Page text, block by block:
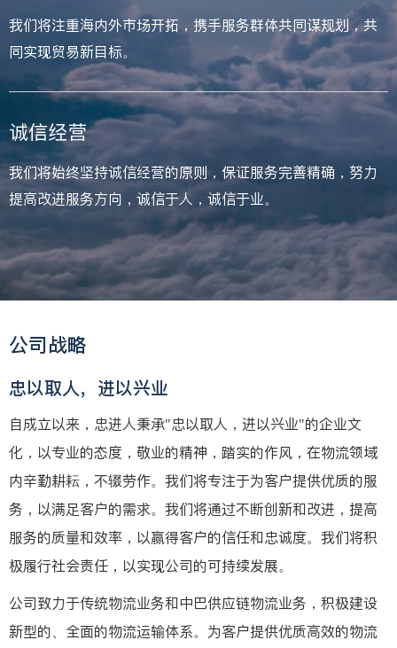
我们将注重海内外市场开拓，携手服务群体共同谋规划，共
同实现贸易新目标。
诚信经营
我们将始终坚持诚信经营的原则，保证服务完善精确，努力
提高改进服务方向，诚信于人，诚信于业。
公司战略
忠以取人，进以兴业
自成立以来，忠进人秉承"忠以取人，进以兴业"的企业文
化，以专业的态度，敬业的精神，踏实的作风，在物流领域
内辛勤耕耘，不辍劳作。我们将专注于为客户提供优质的服
务，以满足客户的需求。我们将通过不断创新和改进，提高
服务的质量和效率，以赢得客户的信任和忠诚度。我们将积
极履行社会责任，以实现公司的可持续发展。
公司致力于传统物流业务和中巴供应链物流业务，积极建设
新型的、全面的物流运输体系。为客户提供优质高效的物流